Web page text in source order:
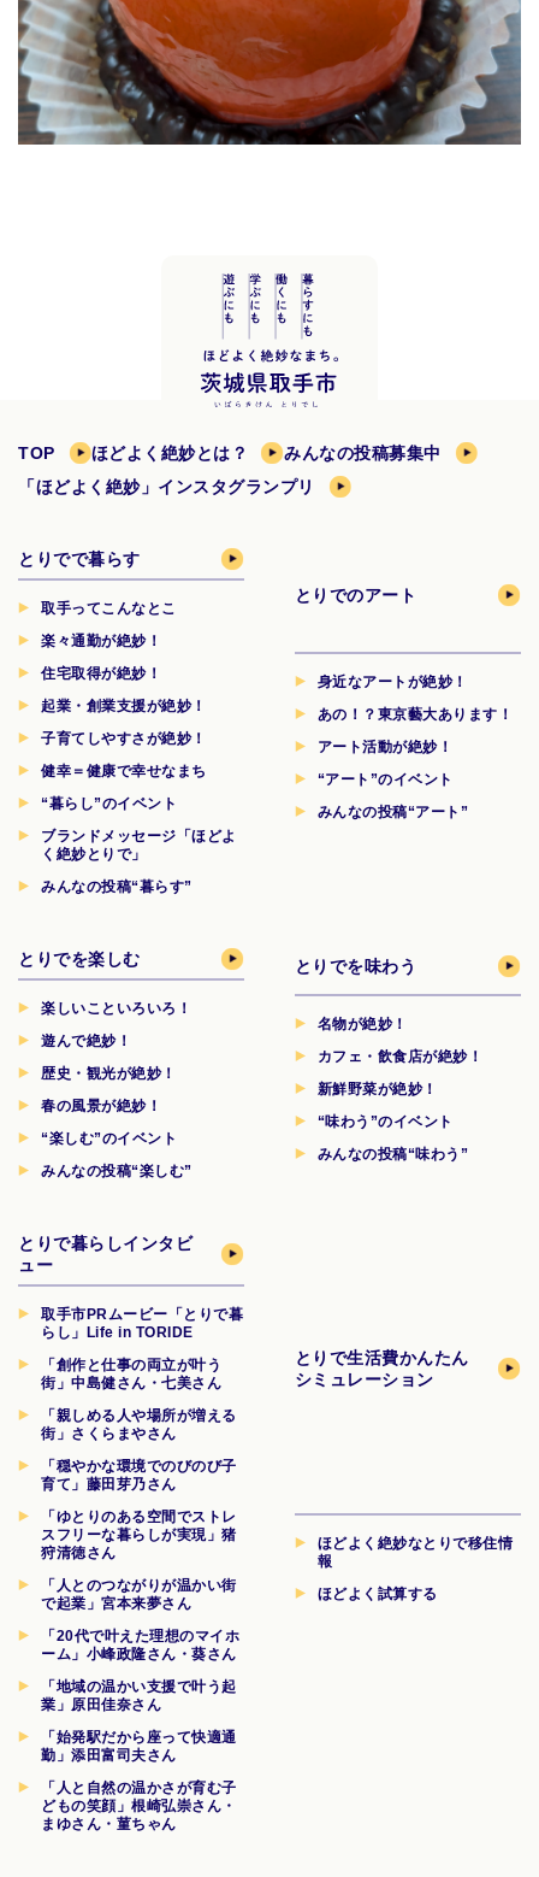
TOP ほどよく絶妙とは？
みんなの投稿募集中
「ほどよく絶妙」インスタグランプリ
とりでで暮らす
取手ってこんなとこ
楽々通勤が絶妙！
住宅取得が絶妙！
起業・創業支援が絶妙！
子育てしやすさが絶妙！
健幸＝健康で幸せなまち
“暮らし”のイベント
ブランドメッセージ「ほどよ
く絶妙とりで」
みんなの投稿“暮らす”
とりでのアート
身近なアートが絶妙！
あの！？東京藝大あります！
アート活動が絶妙！
“アート”のイベント
みんなの投稿“アート”
とりでを楽しむ
楽しいこといろいろ！
遊んで絶妙！
歴史・観光が絶妙！
春の風景が絶妙！
“楽しむ”のイベント
みんなの投稿“楽しむ”
とりでを味わう
名物が絶妙！
カフェ・飲食店が絶妙！
新鮮野菜が絶妙！
“味わう”のイベント
みんなの投稿“味わう”
とりで暮らしインタビ
ュー
取手市PRムービー「とりで暮
らし」Life in TORIDE
「創作と仕事の両立が叶う
街」中島健さん・七美さん
「親しめる人や場所が増える
街」さくらまやさん
「穏やかな環境でのびのび子
育て」藤田芽乃さん
「ゆとりのある空間でストレ
スフリーな暮らしが実現」猪
狩清徳さん
「人とのつながりが温かい街
で起業」宮本来夢さん
「20代で叶えた理想のマイホ
ーム」小峰政隆さん・葵さん
「地域の温かい支援で叶う起
業」原田佳奈さん
「始発駅だから座って快適通
勤」添田富司夫さん
「人と自然の温かさが育む子
どもの笑顔」根崎弘崇さん・
まゆさん・菫ちゃん
とりで生活費かんたん
シミュレーション
ほどよく絶妙なとりで移住情
報
ほどよく試算する